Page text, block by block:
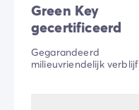
Green Key
gecertificeerd
Gegarandeerd
milieuvriendelijk verblijf